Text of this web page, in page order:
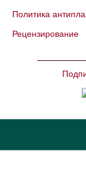
Политика
Рецензирование